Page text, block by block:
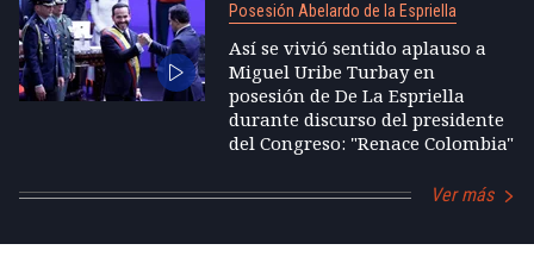
Posesión Abelardo de la Espriella
Así se vivió sentido aplauso a
Miguel Uribe Turbay en
posesión de De La Espriella
durante discurso del presidente
del Congreso: "Renace Colombia"
Ver más